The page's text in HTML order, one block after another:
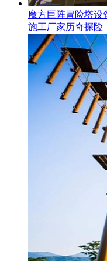
魔方巨阵冒险塔设
施工厂家历奇探险